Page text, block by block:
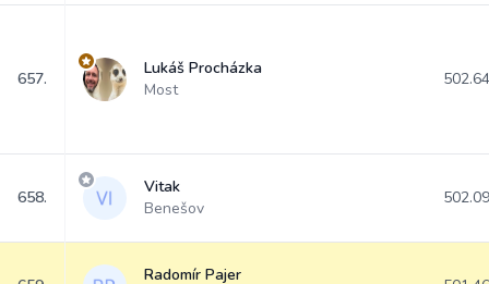
657.
Lukáš Procházka
Most
502.64
658.
Vitak
Benešov
502.09
Radomír Pajer